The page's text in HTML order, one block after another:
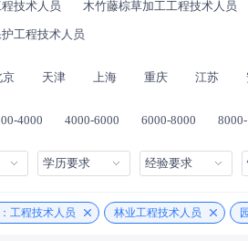
技术人员 木竹藤棕草加工工程技术人员
工程技术人员
京 天津 上海 重庆 江苏
4000 4000-6000 6000-8000
学历要求 经验要求
工程技术人员 林业工程技术人员